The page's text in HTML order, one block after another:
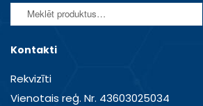
Meklēt:
Kontakti
Rekvizīti
Vienotais reģ. Nr. 43603025034